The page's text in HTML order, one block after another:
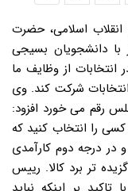
انقلاب اسلامی، حضرت
با دانشجویان بسیجی
انتخابات از وظایف ما
شرکت کند. وی
رقم می خورد افزود:
را انتخاب کنید که
و در درجه دوم کارآمدی
تر برد کالا. رییس